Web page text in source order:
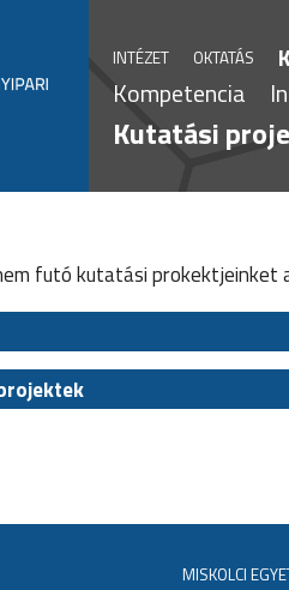
INTÉZET OKTATÁS
Kompetencia
Kutatási
futó kutatási prokektjeinket
MISKOLCI